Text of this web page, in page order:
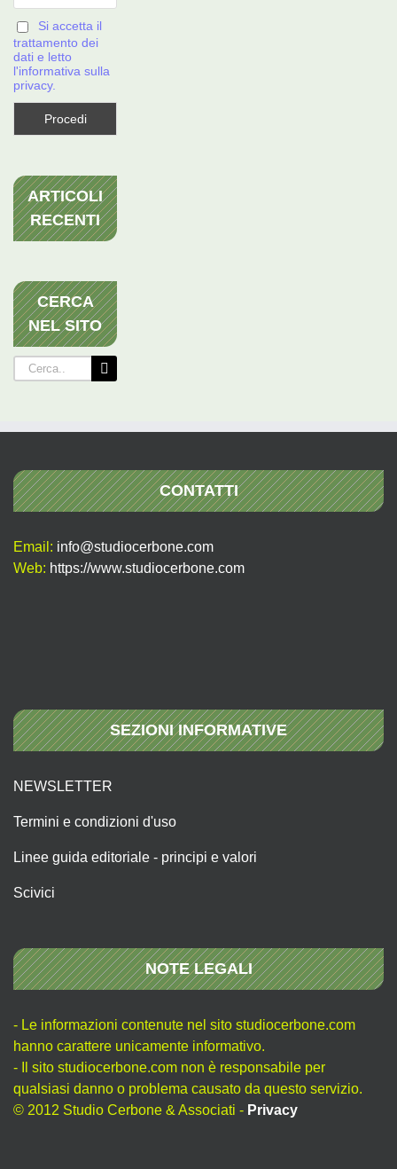
Si accetta il
trattamento dei
dati e letto
l'informativa sulla
privacy.
ARTICOLI
RECENTI
CERCA
NEL SITO
Cerca
per:
CONTATTI
Email: info@studiocerbone.com
Web: https://www.studiocerbone.com
SEZIONI INFORMATIVE
NEWSLETTER
Termini e condizioni d'uso
Linee guida editoriale - principi e valori
Scivici
NOTE LEGALI
- Le informazioni contenute nel sito studiocerbone.com
hanno carattere unicamente informativo.
- Il sito studiocerbone.com non è responsabile per
qualsiasi danno o problema causato da questo servizio.
© 2012 Studio Cerbone & Associati - Privacy